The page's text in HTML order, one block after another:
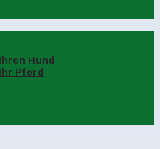
Hund
Pferd